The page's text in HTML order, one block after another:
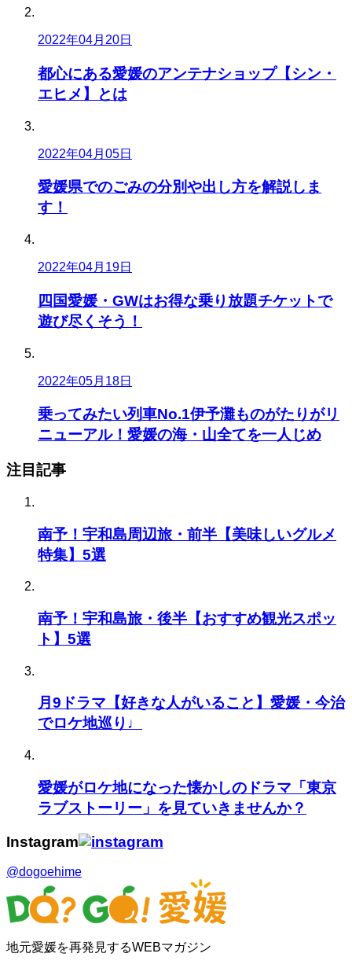
2022年04月20日
都心にある愛媛のアンテナショップ【シン・
エヒメ】とは
2022年04月05日
愛媛県でのごみの分別や出し方を解説しま
す！
2022年04月19日
四国愛媛・GWはお得な乗り放題チケットで
遊び尽くそう！
2022年05月18日
乗ってみたい列車No.1伊予灘ものがたりがリ
ニューアル！愛媛の海・山全てを一人じめ
注目記事
南予！宇和島周辺旅・前半【美味しいグルメ
特集】5選
南予！宇和島旅・後半【おすすめ観光スポッ
ト】5選
月9ドラマ【好きな人がいること】愛媛・今治
でロケ地巡り♩
愛媛がロケ地になった懐かしのドラマ「東京
ラブストーリー」を見ていきませんか？
Instagram
@dogoehime
地元愛媛を再発見するWEBマガジン